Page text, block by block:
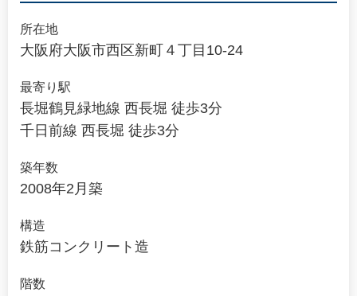
所在地
大阪府大阪市西区新町４丁目10-24
最寄り駅
長堀鶴見緑地線 西長堀 徒歩3分
千日前線 西長堀 徒歩3分
築年数
2008年2月築
構造
鉄筋コンクリート造
階数